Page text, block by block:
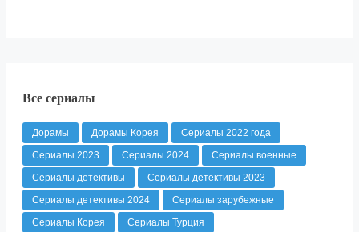
Все сериалы
Дорамы Дорамы Корея
Сериалы 2022 года
Сериалы 2023
Сериалы 2024
Сериалы военные
Сериалы детективы
Сериалы детективы 2023
Сериалы детективы 2024
Сериалы зарубежные
Сериалы Корея
Сериалы Турция